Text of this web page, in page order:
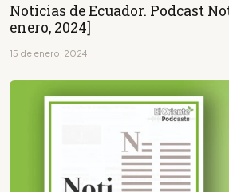
Noticias de Ecuador. Podcast
enero, 2024]
15 de enero, 2024